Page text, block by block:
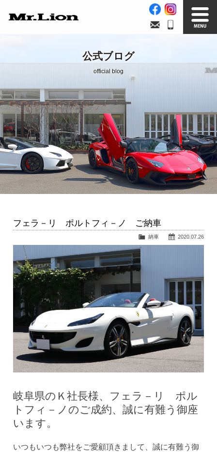
在庫車情報 買取無料査定
Factory
自社工場 サービス案内
Official Blog
公式ブログ
Company info.
会社案内
公式ブログ
official blog
フェラ－リ ポルトフィ－ノ ご納車
2020.07.26
納車
岐阜県のＫ社長様、フェラ－リ ポル
トフィ－ノのご成約、誠に有難う御座
います。
いつもいつも弊社をご愛顧頂きまして、誠に有難う御